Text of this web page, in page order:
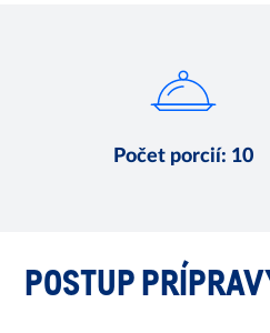
Počet porcií: 10
POSTUP